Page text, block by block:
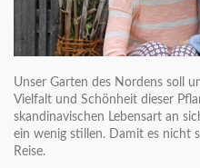
Unser Garten des Nordens soll
Vielfalt und Schönheit dieser
skandinavischen Lebensart an
ein wenig stillen. Damit es nicht
Reise.